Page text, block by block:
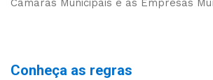
Câmaras Municipais e as Empresas
Conheça as regras